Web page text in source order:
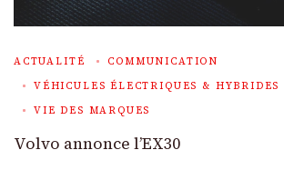
ACTUALITÉ
COMMUNICATION
VÉHICULES ÉLECTRIQUES & HYBRIDES
VIE DES MARQUES
Volvo annonce l’EX30